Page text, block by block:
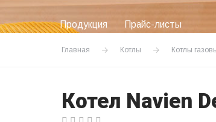
Продукция Прайс-листы
Главная Котлы Котлы
Котел Navien